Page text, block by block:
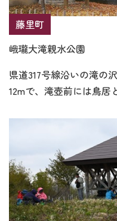
藤里町
峨瓏大滝親水公園
県道317号線沿いの滝の
12mで、滝壺前には鳥居